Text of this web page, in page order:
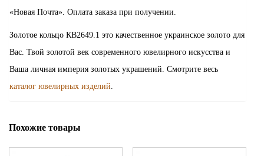
«Новая Почта». Оплата заказа при получении.
Золотое кольцо КВ2649.1 это качественное украинское золото для
Вас. Твой золотой век современного ювелирного искусства и
Ваша личная империя золотых украшений. Смотрите весь
каталог ювелирных изделий
Похожие товары